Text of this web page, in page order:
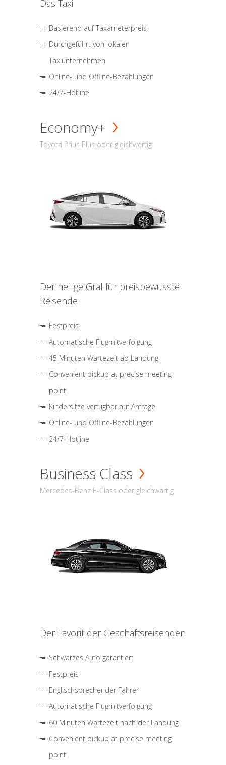
Das Taxi
Basierend auf Taxameterpreis
Durchgeführt von lokalen
Taxiunternehmen
Online- und Offline-Bezahlungen
24/7-Hotline
Economy+
Toyota Prius Plus oder gleichwertig
Der heilige Gral für preisbewusste
Reisende
Festpreis
Automatische Flugmitverfolgung
45 Minuten Wartezeit ab Landung
Convenient pickup at precise meeting
point
Kindersitze verfügbar auf Anfrage
Online- und Offline-Bezahlungen
24/7-Hotline
Business Class
Mercedes-Benz E-Class oder gleichwärtig
Der Favorit der Geschäftsreisenden
Schwarzes Auto garantiert
Festpreis
Englischsprechender Fahrer
Automatische Flugmitverfolgung
60 Minuten Wartezeit nach der Landung
Convenient pickup at precise meeting
point